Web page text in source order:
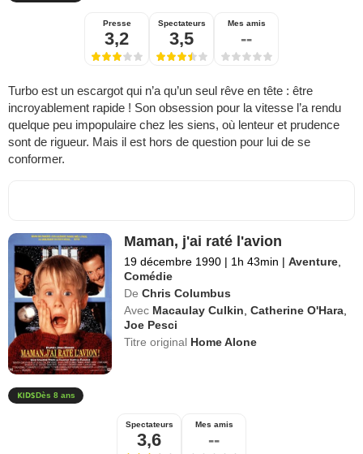
Presse
3,2
Spectateurs
3,5
Mes amis
--
Turbo est un escargot qui n’a qu’un seul rêve en tête : être
incroyablement rapide ! Son obsession pour la vitesse l’a rendu
quelque peu impopulaire chez les siens, où lenteur et prudence
sont de rigueur. Mais il est hors de question pour lui de se
conformer.
Maman, j'ai raté l'avion
19 décembre 1990 | 1h 43min | Aventure
Comédie
De Chris Columbus
Avec Macaulay Culkin ,Catherine O'Hara
Joe Pesci
Titre original Home Alone
Dès 8 ans
Spectateurs
3,6
Mes amis
--